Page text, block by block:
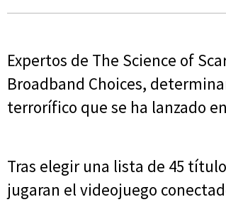
Expertos de The Science of
Broadband Choices,
terrorífico que se ha lanzado
Tras elegir una lista de 45
jugaran el videojuego